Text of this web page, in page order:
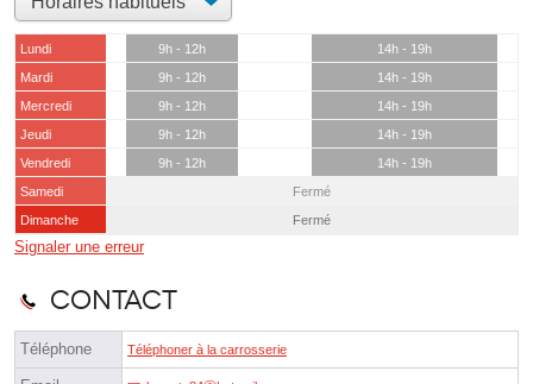
Lundi 9h - 12h
14h - 19h
Mardi
9h - 12h
14h - 19h
Mercredi
9h - 12h
14h - 19h
Jeudi
9h - 12h
14h - 19h
Vendredi
9h - 12h
14h - 19h
Samedi
Fermé
Dimanche
Fermé
Signaler une erreur
Contact
Téléphone Téléphoner à la carrosserie